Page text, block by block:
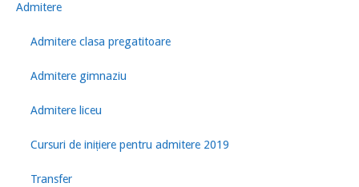
Admitere
Admitere clasa pregatitoare
Admitere gimnaziu
Admitere liceu
Cursuri de inițiere pentru admitere 2019
Transfer